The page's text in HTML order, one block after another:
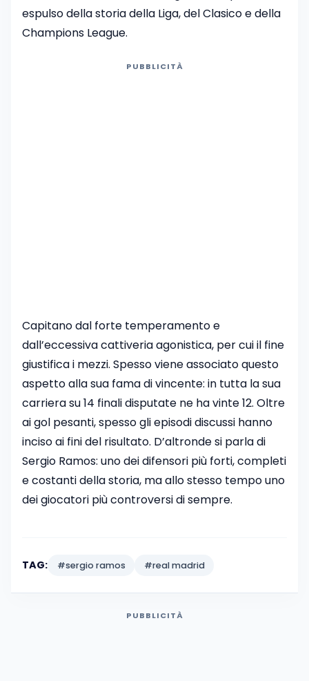
espulso della storia della Liga, del Clasico e della
Champions League.
PUBBLICITÀ
Capitano dal forte temperamento e
dall’eccessiva cattiveria agonistica, per cui il fine
giustifica i mezzi. Spesso viene associato questo
aspetto alla sua fama di vincente: in tutta la sua
carriera su 14 finali disputate ne ha vinte 12. Oltre
ai gol pesanti, spesso gli episodi discussi hanno
inciso ai fini del risultato. D’altronde si parla di
Sergio Ramos: uno dei difensori più forti, completi
e costanti della storia, ma allo stesso tempo uno
dei giocatori più controversi di sempre.
TAG: #sergio ramos #real madrid
PUBBLICITÀ